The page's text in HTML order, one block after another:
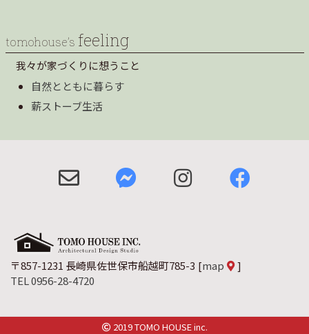
tomohouse’s feeling
我々が家づくりに想うこと
自然とともに暮らす
薪ストーブ生活
〒857-1231 長崎県佐世保市船越町785-3 [map
]
TEL 0956-28-4720
2019 TOMO HOUSE inc.